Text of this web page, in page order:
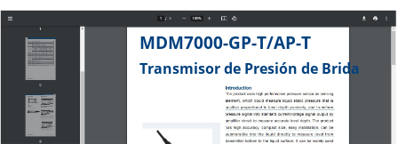
MDM7000-GP-T/AP-T
Transmisor de Presión de Brida